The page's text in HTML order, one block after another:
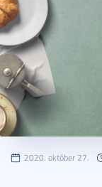
2020. október 27.